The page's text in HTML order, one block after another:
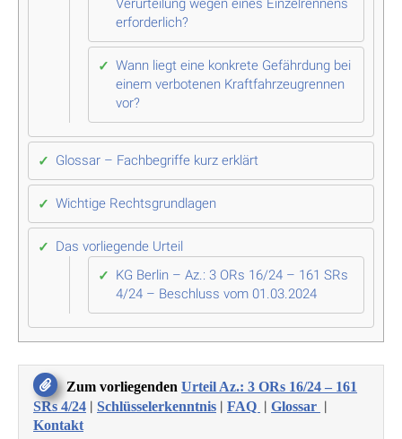
Verurteilung wegen eines Einzelrennens
erforderlich?
Wann liegt eine konkrete Gefährdung bei
einem verbotenen Kraftfahrzeugrennen
vor?
Glossar – Fachbegriffe kurz erklärt
Wichtige Rechtsgrundlagen
Das vorliegende Urteil
KG Berlin – Az.: 3 ORs 16/24 – 161 SRs
4/24 – Beschluss vom 01.03.2024
Zum vorliegendenUrteil Az.: 3 ORs 16/24 – 161
SRs 4/24 | Schlüsselerkenntnis | FAQ | Glossar |
Kontakt